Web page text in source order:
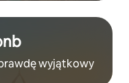
wyjątkowy